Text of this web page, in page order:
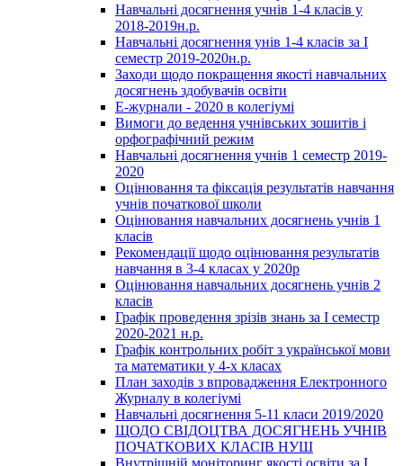
Навчальні досягнення учнів 1-4 класів у
2018-2019н.р.
Навчальні досягнення унів 1-4 класів за І
семестр 2019-2020н.р.
Заходи щодо покращення якості навчальних
досягнень здобувачів освіти
Е-журнали - 2020 в колегіумі
Вимоги до ведення учнівських зошитів і
орфографічний режим
Навчальні досягнення учнів 1 семестр 2019-
2020
Оцінювання та фіксація результатів навчання
учнів початкової школи
Оцінювання навчальних досягнень учнів 1
класів
Рекомендації щодо оцінювання результатів
навчання в 3-4 класах у 2020р
Оцінювання навчальних досягнень учнів 2
класів
Графік проведення зрізів знань за І семестр
2020-2021 н.р.
Графік контрольних робіт з української мови
та математики у 4-х класах
План заходів з впровадження Електронного
Журналу в колегіумі
Навчальні досягнення 5-11 класи 2019/2020
ЩОДО СВІДОЦТВА ДОСЯГНЕНЬ УЧНІВ
ПОЧАТКОВИХ КЛАСІВ НУШ